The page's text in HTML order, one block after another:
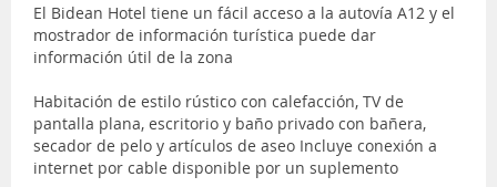
El Bidean Hotel tiene un fácil acceso a la autovía A12 y el
mostrador de información turística puede dar
información útil de la zona
Habitación de estilo rústico con calefacción, TV de
pantalla plana, escritorio y baño privado con bañera,
secador de pelo y artículos de aseo Incluye conexión a
internet por cable disponible por un suplemento